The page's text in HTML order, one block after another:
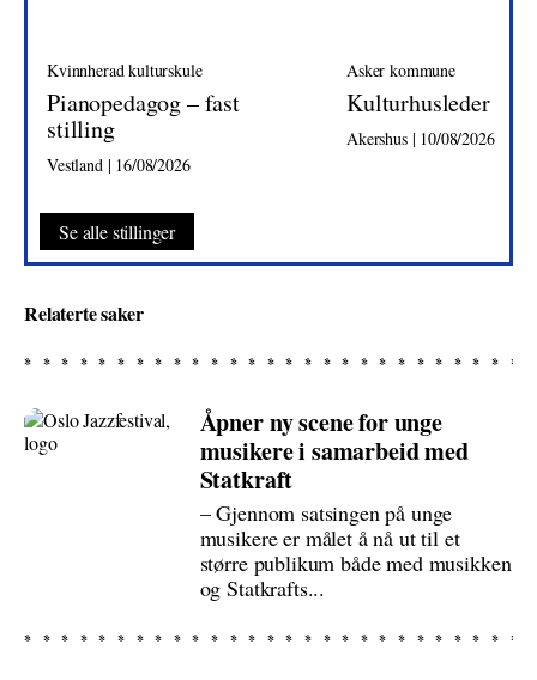
Kvinnherad kulturskule
Pianopedagog – fast
stilling
Vestland | 16/08/2026
Asker kommune
Kulturhusleder
Akershus | 10/08/2026
Se alle stillinger
Relaterte saker
Åpner ny scene for unge
musikere i samarbeid med
Statkraft
– Gjennom satsingen på unge
musikere er målet å nå ut til et
større publikum både med musikken
og Statkrafts...